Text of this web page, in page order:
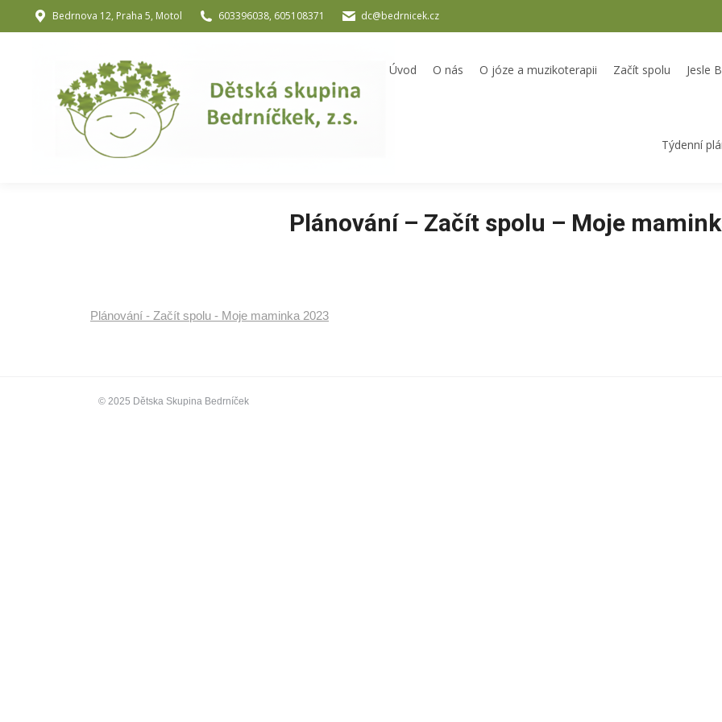
Bedrnova 12, Praha 5, Motol 603396038, 605108371 dc@bedrnicek.cz
Úvod O nás O józe a muzikoterapii Začít spolu Jesle
Týdenní
Plánování – Začít spolu – Moje
Plánování - Začít spolu - Moje maminka 2023
© 2025 Dětska Skupina Bedrníček
Úvod O nás O józe a muzikoterapii Začít spolu Jesle Bedrníček Školka Bedrníček